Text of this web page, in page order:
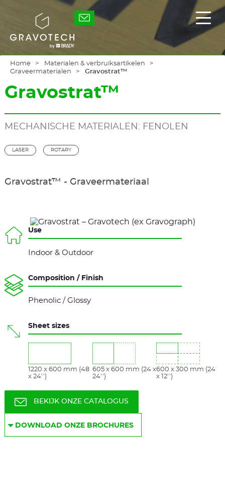
Gravotech
Toon
Home
Materialen & verbruiksartikelen
Graveermaterialen
Gravostrat™
Gravostrat™
MECHANISCHE MATERIALEN: FENOLEN
LASER ROTARY
Gravostrat™ - Graveermateriaal
Use
Indoor & Outdoor
Composition / Finish
Phenolic / Glossy
Sheet sizes
1220 x 600 mm (48
x 24'')
605 x 600 mm (24 x
24'')
600 x 300 mm (24
x 12'')
BEKIJK ONZE CATALOGUS
DOWNLOAD ONZE BROCHURES